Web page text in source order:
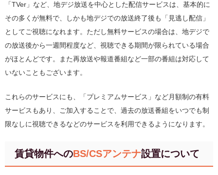
「TVer」など、地デジ放送を中心とした配信サービスは、基本的に
その多くが無料で、しかも地デジでの放送終了後も「見逃し配信」
としてご視聴になれます。ただし無料サービスの場合は、地デジで
の放送後から一週間程度など、視聴できる期間が限られている場合
がほとんどです。また再放送や報道番組など一部の番組は対応して
いないこともございます。
これらのサービスにも、「プレミアムサービス」など月額制の有料
サービスもあり、ご加入することで、過去の放送番組をいつでも制
限なしに視聴できるなどのサービスを利用できるようになります。
賃貸物件へのBS/CSアンテナ設置について